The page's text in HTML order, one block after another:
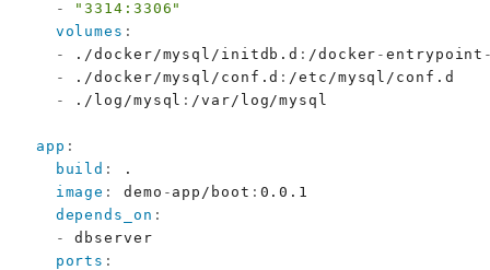
-
"3314:3306"
volumes :
-
./docker/mysql/initdb.d : /docker -entrypoint
-
./docker/mysql/conf.d : /etc/mysql/conf.d
-
./log/mysql : /var/log/mysql
app :
build :
.
image : demo - app/boot : 0.0.1
depends_on :
-
dbserver
ports :